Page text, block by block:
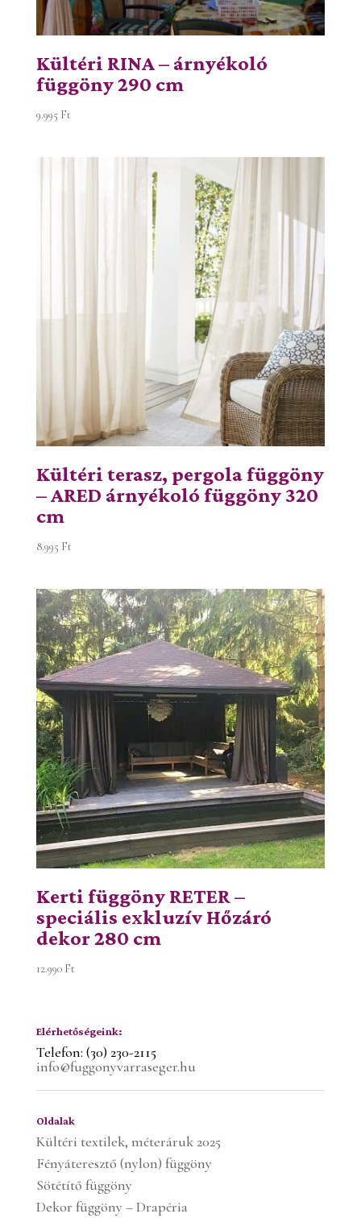
Kültéri RINA – árnyékoló
függöny 290 cm
9.995 Ft
Kültéri terasz, pergola függöny
– ARED árnyékoló függöny 320
cm
8.995 Ft
Kerti függöny RETER –
speciális exkluzív Hőzáró
dekor 280 cm
12.990 Ft
Elérhetőségeink:
Telefon: (30) 230-2115
info@fuggonyvarraseger.hu
Oldalak
Kültéri textilek, méteráruk 2025
Fényáteresztő (nylon) függöny
Sötétítő függöny
Dekor függöny – Drapéria